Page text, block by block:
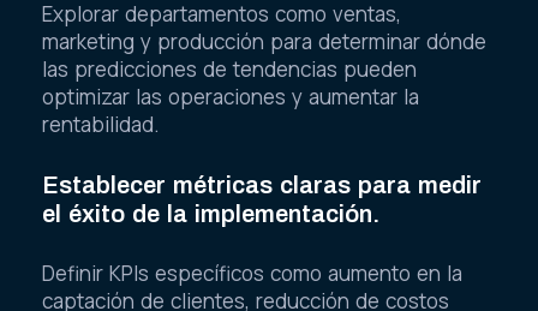
Explorar departamentos como ventas,
marketing y producción para determinar dónde
las predicciones de tendencias pueden
optimizar las operaciones y aumentar la
rentabilidad.
Establecer métricas claras para medir
el éxito de la implementación.
Definir KPIs específicos como aumento en la
captación de clientes, reducción de costos